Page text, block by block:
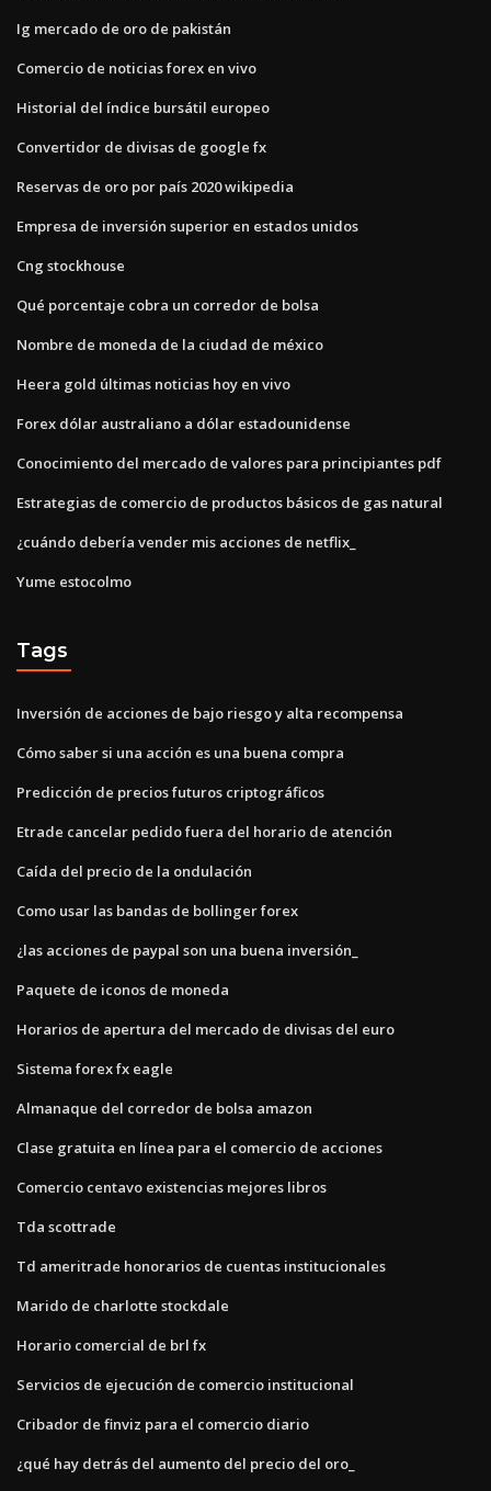
Ig mercado de oro de pakistán
Comercio de noticias forex en vivo
Historial del índice bursátil europeo
Convertidor de divisas de google fx
Reservas de oro por país 2020 wikipedia
Empresa de inversión superior en estados unidos
Cng stockhouse
Qué porcentaje cobra un corredor de bolsa
Nombre de moneda de la ciudad de méxico
Heera gold últimas noticias hoy en vivo
Forex dólar australiano a dólar estadounidense
Conocimiento del mercado de valores para principiantes pdf
Estrategias de comercio de productos básicos de gas natural
¿cuándo debería vender mis acciones de netflix_
Yume estocolmo
Tags
Inversión de acciones de bajo riesgo y alta recompensa
Cómo saber si una acción es una buena compra
Predicción de precios futuros criptográficos
Etrade cancelar pedido fuera del horario de atención
Caída del precio de la ondulación
Como usar las bandas de bollinger forex
¿las acciones de paypal son una buena inversión_
Paquete de iconos de moneda
Horarios de apertura del mercado de divisas del euro
Sistema forex fx eagle
Almanaque del corredor de bolsa amazon
Clase gratuita en línea para el comercio de acciones
Comercio centavo existencias mejores libros
Tda scottrade
Td ameritrade honorarios de cuentas institucionales
Marido de charlotte stockdale
Horario comercial de brl fx
Servicios de ejecución de comercio institucional
Cribador de finviz para el comercio diario
¿qué hay detrás del aumento del precio del oro_